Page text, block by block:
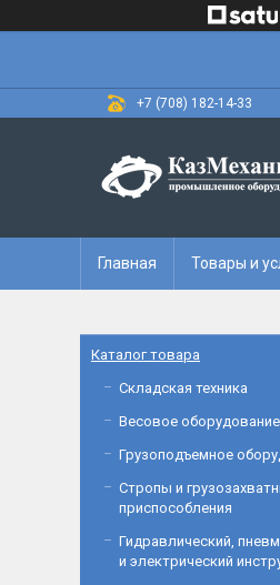
+7 (708) 182-14-33
Главная Товары и
Каталог товара
Складская техника
Весовое оборудование
Грузоподъемное
Стропы и
приспособления
Гидравлический,
и электрический